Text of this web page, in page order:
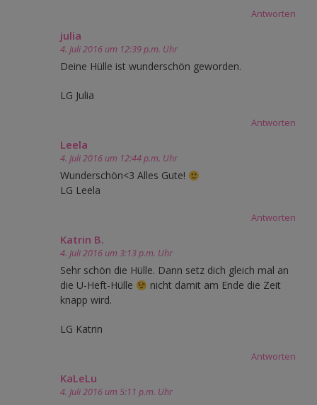
Antworten
julia
4. Juli 2016 um 12:39 p.m. Uhr
Deine Hülle ist wunderschön geworden.
LG Julia
Antworten
Leela
4. Juli 2016 um 12:44 p.m. Uhr
Wunderschön<3 Alles Gute!
LG Leela
Antworten
Katrin B.
4. Juli 2016 um 3:13 p.m. Uhr
Sehr schön die Hülle. Dann setz dich gleich mal an
die U-Heft-Hülle
nicht damit am Ende die Zeit
knapp wird.
LG Katrin
Antworten
KaLeLu
4. Juli 2016 um 5:11 p.m. Uhr